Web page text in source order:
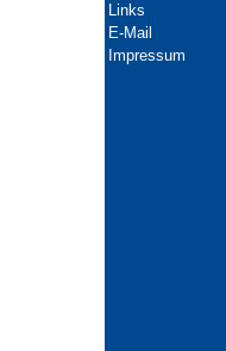
Links
E-Mail
Impressum